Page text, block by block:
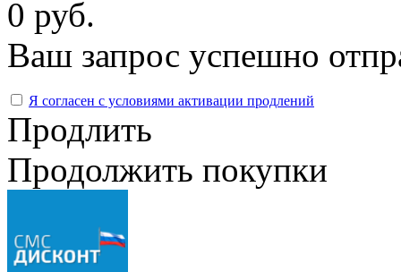
0 руб.
Ваш запрос успешно
Я согласен с условиями активации продлений
Продлить
Продолжить покупки